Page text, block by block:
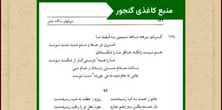
منبع کاغذی گنجور